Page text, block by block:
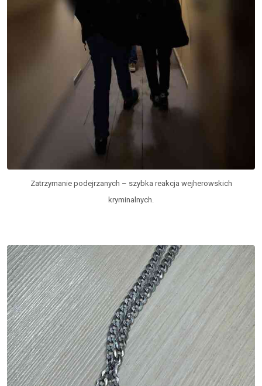
Zatrzymanie podejrzanych – szybka reakcja wejherowskich
kryminalnych.